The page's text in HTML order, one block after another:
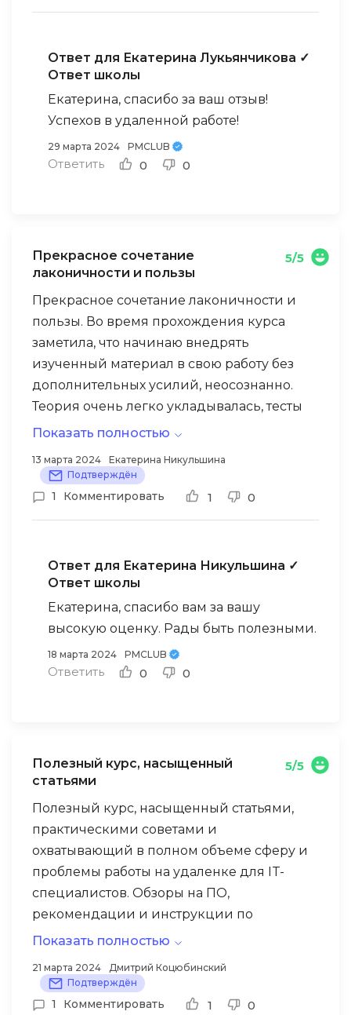
Ответ для Екатерина Лукьянчикова ✓
Ответ школы
Екатерина, спасибо за ваш отзыв!
Успехов в удаленной работе!
29 марта 2024 PMCLUB
Ответить 0 0
Прекрасное сочетание
лаконичности и пользы
5/5
Прекрасное сочетание лаконичности и
пользы. Во время прохождения курса
заметила, что начинаю внедрять
изученный материал в свою работу без
дополнительных усилий, неосознанно.
Теория очень легко укладывалась, тесты
помогали доукладывать материал в
новый подход к работе. Остаётся только
благодарить авторов за этот курс 🙂
Показать полностью
13 марта 2024
Екатерина Никульшина
Подтверждён
1 Комментировать 1 0
Ответ для Екатерина Никульшина ✓
Ответ школы
Екатерина, спасибо вам за вашу
высокую оценку. Рады быть полезными.
18 марта 2024 PMCLUB
Ответить 0 0
Полезный курс, насыщенный
статьями
5/5
Полезный курс, насыщенный статьями,
практическими советами и
охватывающий в полном объеме сферу и
проблемы работы на удаленке для IT-
специалистов. Обзоры на ПО,
рекомендации и инструкции по
обеспечению работы команды и
интересном языке. Спасибо)
Показать полностью
21 марта 2024
Дмитрий Коцюбинский
Подтверждён
1 Комментировать 1 0